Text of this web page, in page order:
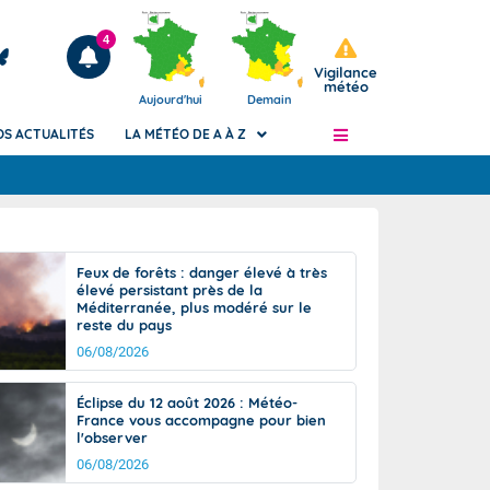
Articles
4
Aujourd'hui Demain
Vigilance
météo
de
Phénomènes dangereux de J+2 à J+7
Avertissement pluies intenses à l'échelle
des communes (Apic)
Bulletins Marine
d'avalanche
Météo des forêts
Vigicrues
ACTUALITÉS LA MÉTÉO DE A À Z
Feux de forêts : danger élevé à très
élevé persistant près de la
Méditerranée, plus modéré sur le
reste du pays
06/08/2026
Éclipse du 12 août 2026 : Météo-
France vous accompagne pour bien
l'observer
06/08/2026